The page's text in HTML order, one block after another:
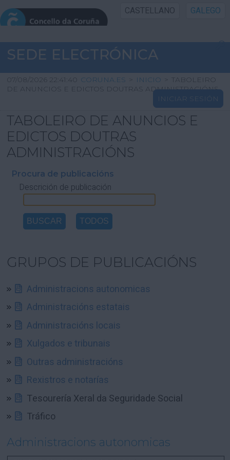
CASTELLANO GALEGO
INICIO SEDE
INICIO
INFORMACIÓN PÚBLICA
CARTAFOL CIDADÁN
UTILIDADES
AXUDA
SEDE ELECTRÓNICA
07/08/2026 22:41:40 CORUNA.ES > INICIO > TABOLEIRO
DE ANUNCIOS E EDICTOS DOUTRAS ADMINISTRACIÓNS
INICIAR SESIÓN
TABOLEIRO DE ANUNCIOS E
EDICTOS DOUTRAS
ADMINISTRACIÓNS
Procura de publicacións
Descrición de publicación
GRUPOS DE PUBLICACIÓNS
Administracions autonomicas
Administracións estatais
Administracións locais
Xulgados e tribunais
Outras administracións
Rexistros e notarías
Tesourería Xeral da Seguridade Social
Tráfico
Administracions autonomicas